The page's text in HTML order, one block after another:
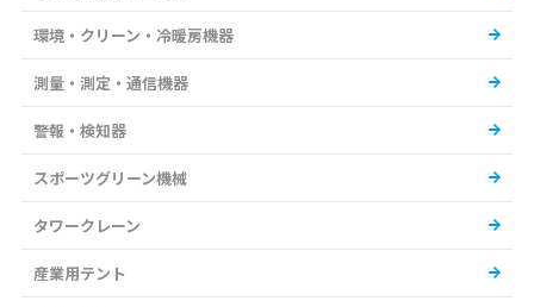
環境・クリーン・冷暖房機器
測量・測定・通信機器
警報・検知器
スポーツグリーン機械
タワークレーン
産業用テント